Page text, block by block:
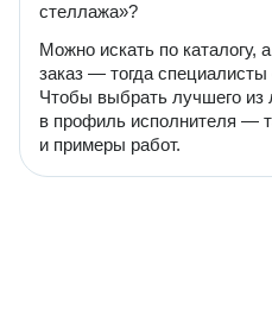
стеллажа»?
Можно искать по каталогу,
заказ — тогда специалисты
Чтобы выбрать лучшего из
в профиль исполнителя —
и примеры работ.